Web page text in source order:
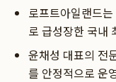
로프트아일랜드
로 급성장한 국내
윤채성 대표의 전
를 안정적으로 운